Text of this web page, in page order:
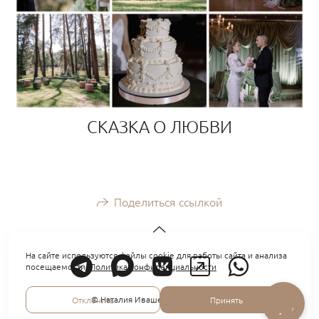
СКАЗКА О ЛЮБВИ
Поделиться ссылкой
© Наталия Ивашева, 2012 — 2026
На сайте используются файлы cookie для работы сайта и анализа
посещаемости. Политика конфиденциальности
Отклонить Принять